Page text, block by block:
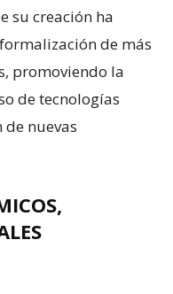
su creación ha
de más
promoviendo la
de tecnologías
nuevas